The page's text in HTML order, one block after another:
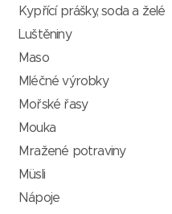
Kypřící prášky, soda a želé
Luštěniny
Maso
Mléčné výrobky
Mořské řasy
Mouka
Mražené potraviny
Müsli
Nápoje